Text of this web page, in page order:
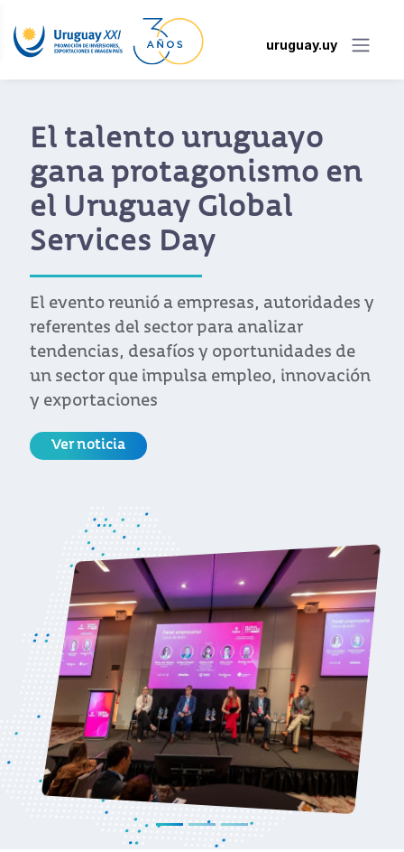
uruguay.uy
INEFOP y Uruguay XXI
renuevan convenio
para impulsar el
programa Finishing
Schools
La iniciativa afianza el trabajo conjunto
para capacitar a 500 personas en dos años
y consolidar a Uruguay como destino
atractivo para nuevas inversiones